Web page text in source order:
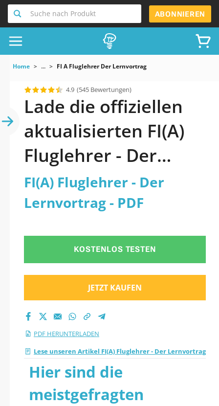
Suche nach Produkt ABONNIEREN
Home ... FI A Fluglehrer Der Lernvortrag
4.9 (545 Bewertungen)
Lade die offiziellen
aktualisierten FI(A)
Fluglehrer - Der
Lernvortrag Quiz
2026 PDF herunter
FI(A) Fluglehrer - Der
Lernvortrag - PDF
KOSTENLOS TESTEN
JETZT KAUFEN
PDF HERUNTERLADEN
Lese unseren Artikel FI(A) Fluglehrer - Der Lernvortrag
Hier sind die
meistgefragten